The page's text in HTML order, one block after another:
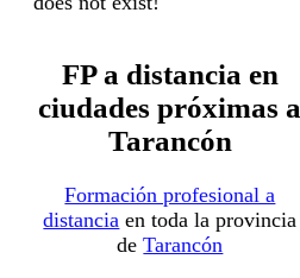
FP a distancia en
ciudades próximas a
Tarancón
Formación profesional a
distancia en toda la provincia
deTarancón